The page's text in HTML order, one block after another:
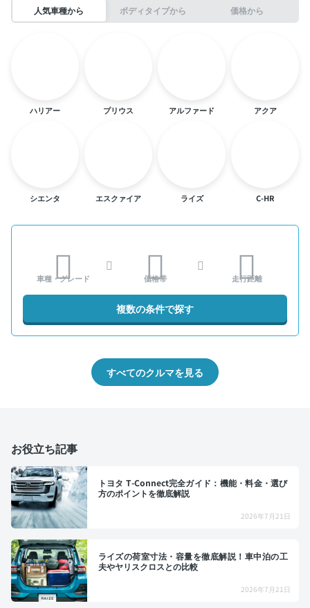
人気車種から ボディタイプから 価格から
ハリアー プリウス アルファード アクア
シエンタ エスクァイア ライズ C-HR
車種・グレード 価格帯 走行距離
複数の条件で探す
すべてのクルマを見る
お役立ち記事
トヨタ T-Connect完全ガイド：機能・料金・選び
方のポイントを徹底解説
2026年7月21日
ライズの荷室寸法・容量を徹底解説！車中泊の工
夫やヤリスクロスとの比較
2026年7月21日